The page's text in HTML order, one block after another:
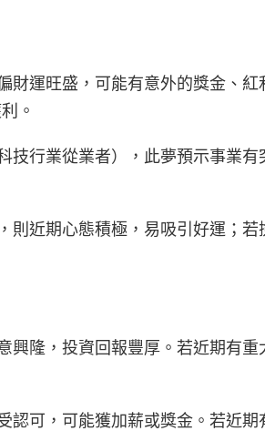
財運旺盛，可能有意外的獎金、
。
技行業從業者），此夢預示事業有
則近期心態積極，易吸引好運；
興隆，投資回報豐厚。若近期有
認可，可能獲加薪或獎金。若近